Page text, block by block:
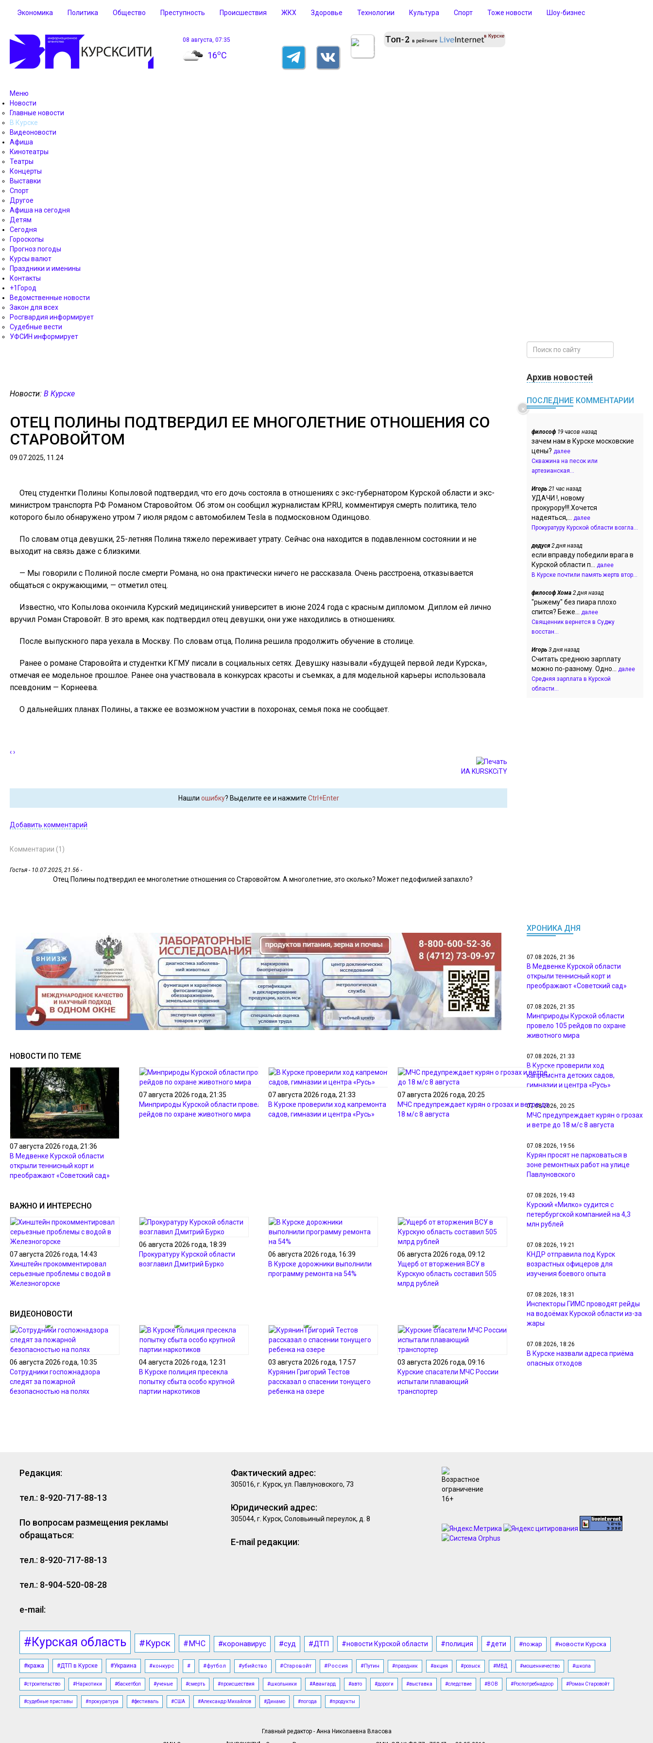
Экономика Политика Общество Преступность Происшествия ЖКХ Здоровье Технологии Культура Спорт Тоже новости Шоу-бизнес
08 августа, 07:35
16oC
Меню
Новости
Главные новости
В Курске
Видеоновости
Афиша
Кинотеатры
Театры
Концерты
Выставки
Спорт
Другое
Афиша на сегодня
Детям
Сегодня
Гороскопы
Прогноз погоды
Курсы валют
Праздники и именины
Контакты
+1Город
Ведомственные новости
Закон для всех
Росгвардия информирует
Судебные вести
УФСИН информирует
Новости: В Курске
ОТЕЦ ПОЛИНЫ ПОДТВЕРДИЛ ЕЕ МНОГОЛЕТНИЕ ОТНОШЕНИЯ СО
СТАРОВОЙТОМ
09.07.2025, 11.24
Отец студентки Полины Копыловой подтвердил, что его дочь состояла в отношениях с экс-губернатором Курской области и экс-
министром транспорта РФ Романом Старовойтом. Об этом он сообщил журналистам KP.RU, комментируя смерть политика, тело
которого было обнаружено утром 7 июля рядом с автомобилем Tesla в подмосковном Одинцово.
По словам отца девушки, 25-летняя Полина тяжело переживает утрату. Сейчас она находится в подавленном состоянии и не
выходит на связь даже с близкими.
— Мы говорили с Полиной после смерти Романа, но она практически ничего не рассказала. Очень расстроена, отказывается
общаться с окружающими, — отметил отец.
Известно, что Копылова окончила Курский медицинский университет в июне 2024 года с красным дипломом. Диплом ей лично
вручил Роман Старовойт. В это время, как подтвердил отец девушки, они уже находились в отношениях.
После выпускного пара уехала в Москву. По словам отца, Полина решила продолжить обучение в столице.
Ранее о романе Старовойта и студентки КГМУ писали в социальных сетях. Девушку называли «будущей первой леди Курска»,
отмечая ее модельное прошлое. Ранее она участвовала в конкурсах красоты и съемках, а для модельной карьеры использовала
псевдоним — Корнеева.
О дальнейших планах Полины, а также ее возможном участии в похоронах, семья пока не сообщает.
‹›
×
ИА KURSKCiTY
Нашли ошибку? Выделите ее и нажмите Ctrl+Enter
Добавить комментарий
Комментарии (1)
Гостья - 10.07.2025, 21.56 -
Отец Полины подтвердил ее многолетние отношения со Старовойтом. А многолетние, это сколько? Может педофилией запахло?
НОВОСТИ ПО ТЕМЕ
07 августа 2026 года, 21:36
В Медвенке Курской области
открыли теннисный корт и
преображают «Советский сад»
07 августа 2026 года, 21:35
Минприроды Курской области провело 105
рейдов по охране животного мира
07 августа 2026 года, 21:33
В Курске проверили ход капремонта детских
садов, гимназии и центра «Русь»
07 августа 2026 года, 20:25
МЧС предупреждает курян о грозах и ветре до
18 м/с 8 августа
ВАЖНО И ИНТЕРЕСНО
07 августа 2026 года, 14:43
Хинштейн прокомментировал
серьезные проблемы с водой в
Железногорске
06 августа 2026 года, 18:39
Прокуратуру Курской области
возглавил Дмитрий Бурко
06 августа 2026 года, 16:39
В Курске дорожники выполнили
программу ремонта на 54%
06 августа 2026 года, 09:12
Ущерб от вторжения ВСУ в
Курскую область составил 505
млрд рублей
ВИДЕОНОВОСТИ
06 августа 2026 года, 10:35
Сотрудники госпожнадзора
следят за пожарной
безопасностью на полях
04 августа 2026 года, 12:31
В Курске полиция пресекла
попытку сбыта особо крупной
партии наркотиков
03 августа 2026 года, 17:57
Курянин Григорий Тестов
рассказал о спасении тонущего
ребенка на озере
03 августа 2026 года, 09:16
Курские спасатели МЧС России
испытали плавающий
транспортер
Архив новостей
ПОСЛЕДНИЕ КОММЕНТАРИИ
философ 19 часов назад
зачем нам в Курске московские
цены? далее
Скважина на песок или
артезианская...
Игорь 21 час назад
УДАЧИ !, новому
прокурору!!!.Хочется
надеяться,... далее
Прокуратуру Курской области возгла...
дедуся2 дня назад
если вправду победили врага в
Курской области п... далее
В Курске почтили память жертв втор...
философ Хома 2 дня назад
"рыжему" без пиара плохо
спится? Беже... далее
Священник вернется в Суджу
восстан...
Игорь 3 дня назад
Считать среднюю зарплату
можно по-разному. Одно... далее
Средняя зарплата в Курской
области...
ХРОНИКА ДНЯ
07.08.2026, 21:36
В Медвенке Курской области
открыли теннисный корт и
преображают «Советский сад»
07.08.2026, 21:35
Минприроды Курской области
провело 105 рейдов по охране
животного мира
07.08.2026, 21:33
В Курске проверили ход
капремонта детских садов,
гимназии и центра «Русь»
07.08.2026, 20:25
МЧС предупреждает курян о грозах
и ветре до 18 м/с 8 августа
07.08.2026, 19:56
Курян просят не парковаться в
зоне ремонтных работ на улице
Павлуновского
07.08.2026, 19:43
Курский «Милко» судится с
петербургской компанией на 4,3
млн рублей
07.08.2026, 19:21
КНДР отправила под Курск
возрастных офицеров для
изучения боевого опыта
07.08.2026, 18:31
Инспекторы ГИМС проводят рейды
на водоёмах Курской области из-за
жары
07.08.2026, 18:26
В Курске назвали адреса приёма
опасных отходов
Прокуратура занялась проблемами
с водой в Железногорске
В центре Курска с 27 августа
запретят остановку на улице
Радищева
07.08.2026, 16:39
На курских водоемах с начала
Редакция:
тел.: 8-920-717-88-13
По вопросам размещения рекламы
обращаться:
тел.: 8-920-717-88-13
тел.: 8-904-520-08-28
e-mail:
Фактический адрес:
305016, г. Курск, ул. Павлуновского, 73
Юридический адрес:
305044, г. Курск, Соловьиный переулок, д. 8
E-mail редакции:
#Курская область #Курск #МЧС #коронавирус #суд #ДТП #новости Курской области #полиция #дети #пожар #новости Курска
#кража #ДТП в Курске #Украина #конкурс # #футбол #убийство #Старовойт #Россия #Путин #праздник #акция #розыск #МВД #мошенничество #школа
#строительство #Наркотики #баскетбол #ученые #смерть #происшествия #школьники #Авангард #авто #дороги #выставка #следствие #ВОВ #Роспотребнадзор #Роман Старовойт
#судебные приставы #прокуратура #фестиваль #США #Александр Михайлов #Динамо #погода #продукты
Главный редактор - Анна Николаевна Власова